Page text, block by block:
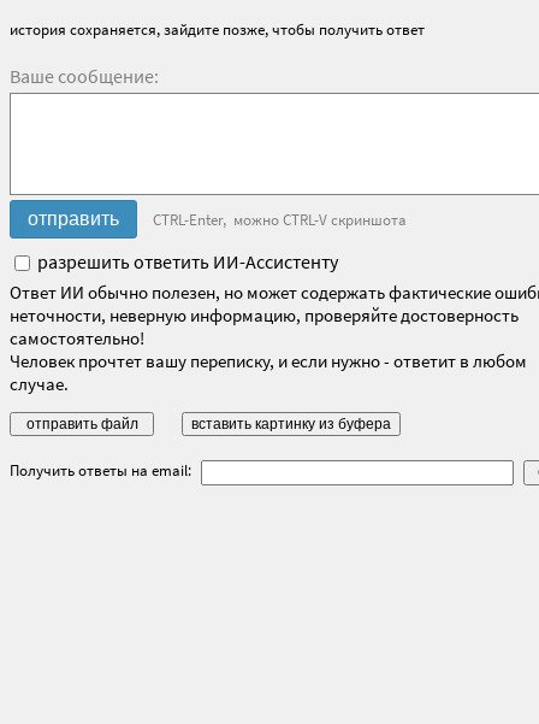
история сохраняется, зайдите позже, чтобы получить ответ
Ваше сообщение:
CTRL-Enter, можно CTRL-V скриншота
разрешить ответить ИИ-Ассистенту
Ответ ИИ обычно полезен, но может содержать фактические
неточности, неверную информацию, проверяйте достоверность
самостоятельно!
Человек прочтет вашу переписку, и если нужно - ответит в любом
случае.
Получить ответы на email: